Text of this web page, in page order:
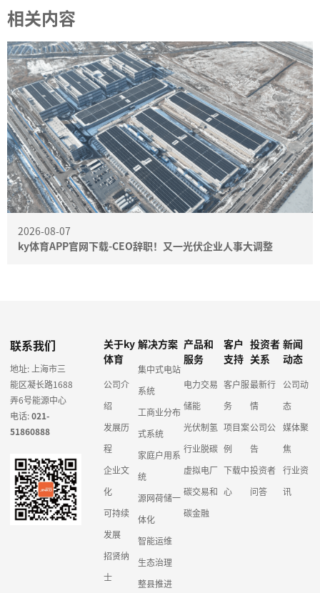
相关内容
2026-08-07
ky体育APP官网下载-CEO辞职！又一光伏企业人事大调整
联系我们
地址: 上海市三
能区凝长路1688
弄6号能源中心
电话:021-
51860888
关于ky
体育
公司介
绍
发展历
程
企业文
化
可持续
发展
招贤纳
士
解决方案
集中式电站
系统
工商业分布
式系统
家庭户用系
统
源网荷储一
体化
智能运维
生态治理
整县推进
产品和
服务
电力交易
储能
光伏制氢
行业脱碳
虚拟电厂
碳交易和
碳金融
客户
支持
客户服
务
项目案
例
下载中
心
投资者
关系
最新行
情
公司公
告
投资者
问答
新闻
动态
公司动
态
媒体聚
焦
行业资
讯